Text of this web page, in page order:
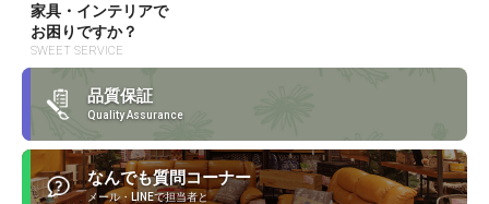
家具・インテリアで
お困りですか？
SWEET SERVICE
品質保証
Quality Assurance
なんでも質問コーナー
メール・LINEで担当者と